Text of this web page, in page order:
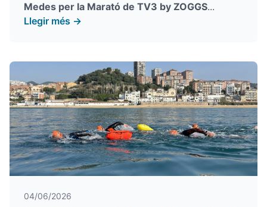
Medes per la Marató de TV3 by ZOGGS...
Llegir més →
04/06/2026